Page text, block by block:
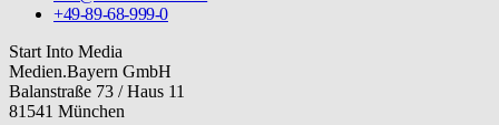
+49-89-68-999-0
Start Into Media
Medien.Bayern GmbH
Balanstraße 73 / Haus 11
81541 München